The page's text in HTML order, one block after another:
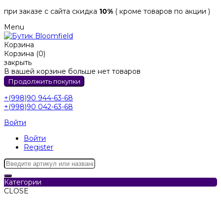
при заказе с сайта скидка 10% ( кроме товаров по акции )
Menu
Корзина
Корзина (0)
закрыть
В вашей корзине больше нет товаров
Продолжить покупки
+(998)90 944-63-68
+(998)90 042-63-68
Войти
Войти
Register
Категории
CLOSE